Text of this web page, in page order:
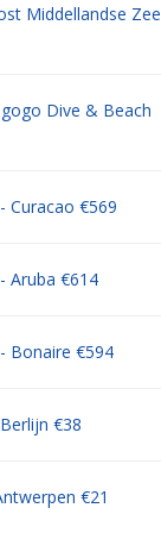
Middellandse Zee
Dive & Beach
Curacao €569
Aruba €614
Bonaire €594
€38
€21